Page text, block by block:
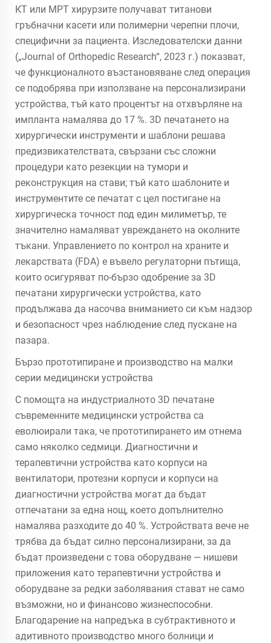
КТ или МРТ хирурзите получават титанови
гръбначни касети или полимерни черепни плочи,
специфични за пациента. Изследователски данни
(„Journal of Orthopedic Research“, 2023 г.) показват,
че функционалното възстановяване след операция
се подобрява при използване на персонализирани
устройства, тъй като процентът на отхвърляне на
импланта намалява до 17 %. 3D печатането на
хирургически инструменти и шаблони решава
предизвикателствата, свързани със сложни
процедури като резекции на тумори и
реконструкция на стави; тъй като шаблоните и
инструментите се печатат с цел постигане на
хирургическа точност под един милиметър, те
значително намаляват увреждането на околните
тъкани. Управлението по контрол на храните и
лекарствата (FDA) е въвело регулаторни пътища,
които осигуряват по-бързо одобрение за 3D
печатани хирургически устройства, като
продължава да насочва вниманието си към надзор
и безопасност чрез наблюдение след пускане на
пазара.
Бързо прототипиране и производство на малки
серии медицински устройства
С помощта на индустриалното 3D печатане
съвременните медицински устройства са
еволюирали така, че прототипирането им отнема
само няколко седмици. Диагностични и
терапевтични устройства като корпуси на
вентилатори, протезни корпуси и корпуси на
диагностични устройства могат да бъдат
отпечатани за една нощ, което допълнително
намалява разходите до 40 %. Устройствата вече не
трябва да бъдат силно персонализирани, за да
бъдат произведени с това оборудване — нишеви
приложения като терапевтични устройства и
оборудване за редки заболявания стават не само
възможни, но и финансово жизнеспособни.
Благодарение на напредъка в субтрактивното и
адитивното производство много болници и